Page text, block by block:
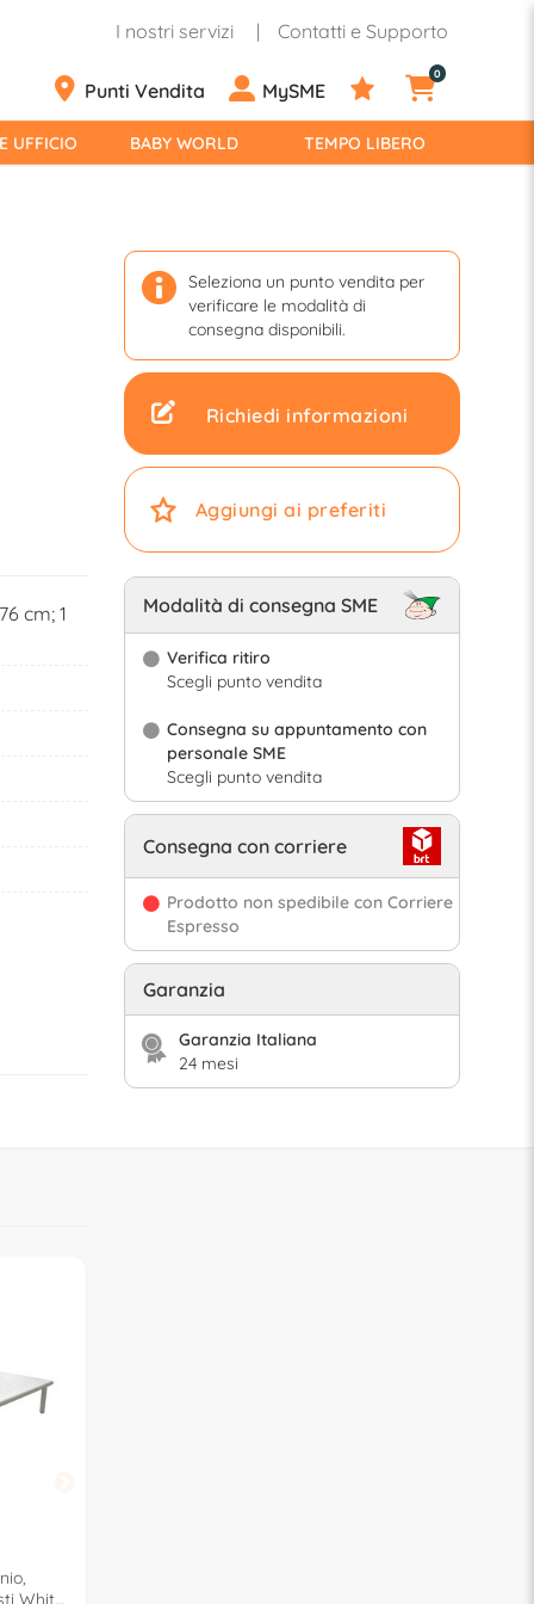
I nostri servizi Contatti e Supporto
Punti Vendita MySME
0
UFFICIO BABY WORLD TEMPO LIBERO
cm; 1
Seleziona un punto vendita per
verificare le modalità di
consegna disponibili.
Richiedi informazioni
Aggiungi ai preferiti
Modalità di consegna SME
Verifica ritiro
Scegli punto vendita
Consegna su appuntamento con
personale SME
Scegli punto vendita
Consegna con corriere
Prodotto non spedibile con Corriere
Espresso
Garanzia
Garanzia Italiana
24 mesi
White